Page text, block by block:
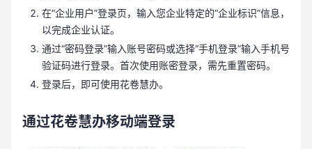
在“企业用户”登录页，输入您企业特定的“企业标识”信息，
以完成企业认证。
通过“密码登录”输入账号密码或选择“手机登录”输入手机号
验证码进行登录。首次使用账密登录，需先重置密码。
登录后，即可使用花卷慧办。
通过花卷慧办移动端登录